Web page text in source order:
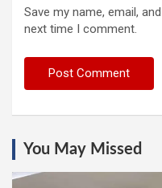
Save my name, email,
next time I comment.
You May Missed